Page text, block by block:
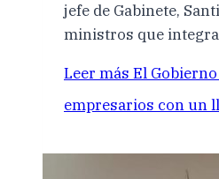
jefe de Gabinete,
ministros que
Leer más El
empresarios con un